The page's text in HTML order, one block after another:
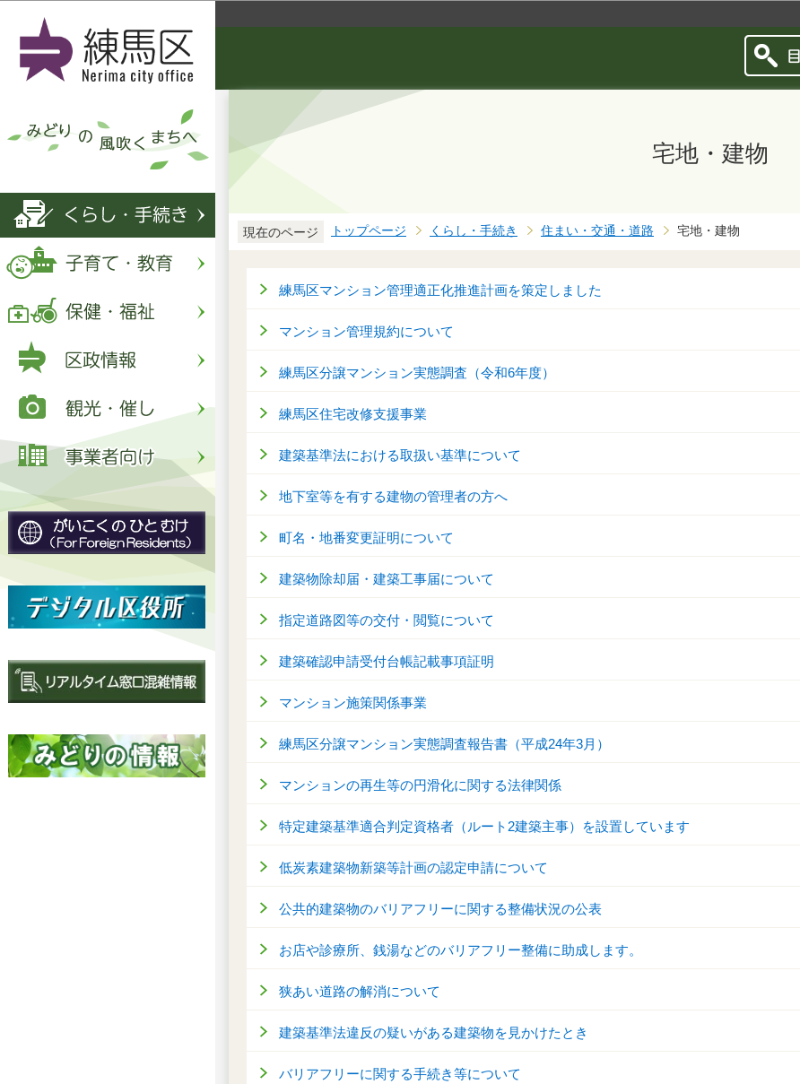
宅地・建物
現在のページ トップページ くらし・手続き 住まい・交通・道路 宅地・建物
練馬区マンション管理適正化推進計画を策定しました
マンション管理規約について
練馬区分譲マンション実態調査（令和6年度）
練馬区住宅改修支援事業
建築基準法における取扱い基準について
地下室等を有する建物の管理者の方へ
町名・地番変更証明について
建築物除却届・建築工事届について
指定道路図等の交付・閲覧について
建築確認申請受付台帳記載事項証明
マンション施策関係事業
練馬区分譲マンション実態調査報告書（平成24年3月）
マンションの再生等の円滑化に関する法律関係
特定建築基準適合判定資格者（ルート2建築主事）を設置しています
低炭素建築物新築等計画の認定申請について
公共的建築物のバリアフリーに関する整備状況の公表
お店や診療所、銭湯などのバリアフリー整備に助成します。
狭あい道路の解消について
建築基準法違反の疑いがある建築物を見かけたとき
バリアフリーに関する手続き等について